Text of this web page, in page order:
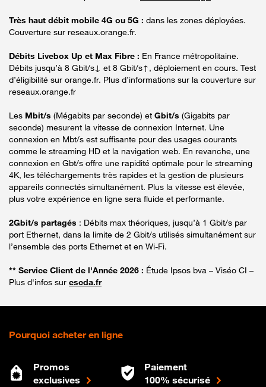
Très haut débit mobile 4G ou 5G : dans les zones déployées.
Couverture sur reseaux.orange.fr.
Débits Livebox Up et Max Fibre : En France métropolitaine.
Débits jusqu’à 8 Gbit/s↓ et 8 Gbit/s↑, déploiement en cours. Test
d’éligibilité sur orange.fr. Plus d’informations sur la couverture sur
reseaux.orange.fr
Les Mbit/s (Mégabits par seconde) et Gbit/s (Gigabits par
seconde) mesurent la vitesse de connexion Internet. Une
connexion en Mbt/s est suffisante pour des usages courants
comme le streaming HD et la navigation web. En revanche, une
connexion en Gbt/s offre une rapidité optimale pour le streaming
4K, les téléchargements très rapides et la gestion de plusieurs
appareils connectés simultanément. Plus la vitesse est élevée,
plus votre expérience en ligne sera fluide et performante.
2Gbit/s partagés : Débits max théoriques, jusqu’à 1 Gbit/s par
port Ethernet, dans la limite de 2 Gbit/s utilisés simultanément sur
l’ensemble des ports Ethernet et en Wi-Fi.
** Service Client de l'Année 2026 : Étude Ipsos bva – Viséo CI –
Plus d'infos sur escda.fr
Pourquoi acheter en ligne
Promos
exclusives
Paiement
100% sécurisé